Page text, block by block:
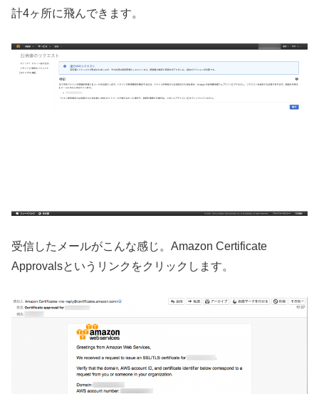
計4ヶ所に飛んできます。
受信したメールがこんな感じ。Amazon Certificate
Approvalsというリンクをクリックします。